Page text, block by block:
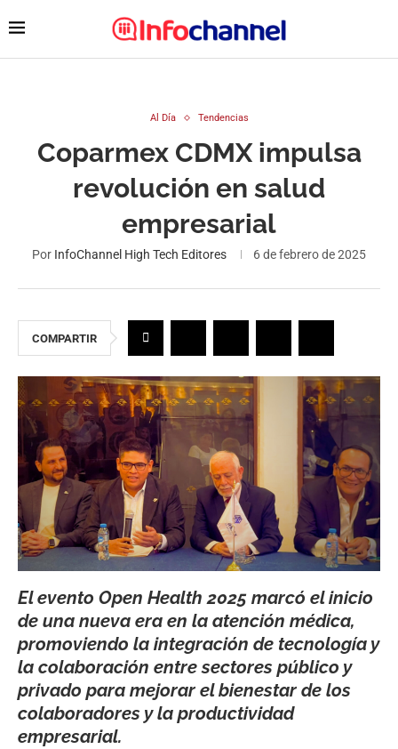
Al Día Tendencias
Coparmex CDMX impulsa
revolución en salud
empresarial
Por InfoChannel High Tech Editores 6 de febrero de 2025
COMPARTIR
El evento Open Health 2025 marcó el inicio
de una nueva era en la atención médica,
promoviendo la integración de tecnología y
la colaboración entre sectores público y
privado para mejorar el bienestar de los
colaboradores y la productividad
empresarial.